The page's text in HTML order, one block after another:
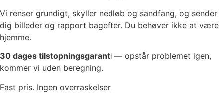
Vi renser grundigt, skyller nedløb og sandfang, og sender
dig billeder og rapport bagefter. Du behøver ikke at være
hjemme.
30 dages tilstopningsgaranti — opstår problemet igen,
kommer vi uden beregning.
Fast pris. Ingen overraskelser.